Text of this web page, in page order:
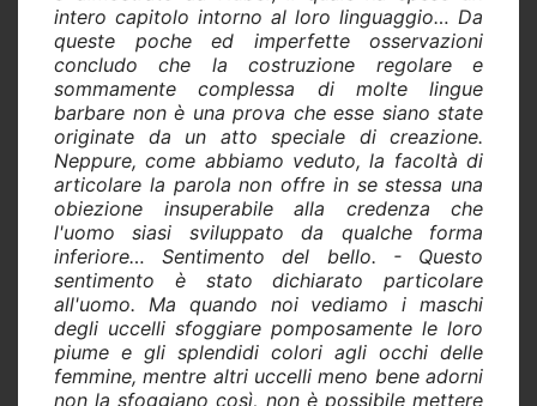
intero capitolo intorno al loro linguaggio… Da
queste poche ed imperfette osservazioni
concludo che la costruzione regolare e
sommamente complessa di molte lingue
barbare non è una prova che esse siano state
originate da un atto speciale di creazione.
Neppure, come abbiamo veduto, la facoltà di
articolare la parola non offre in se stessa una
obiezione insuperabile alla credenza che
l'uomo siasi sviluppato da qualche forma
inferiore… Sentimento del bello. - Questo
sentimento è stato dichiarato particolare
all'uomo. Ma quando noi vediamo i maschi
degli uccelli sfoggiare pomposamente le loro
piume e gli splendidi colori agli occhi delle
femmine, mentre altri uccelli meno bene adorni
non la sfoggiano così, non è possibile mettere